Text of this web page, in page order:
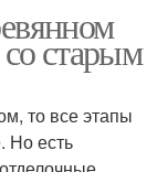
старым
то все этапы
Но есть